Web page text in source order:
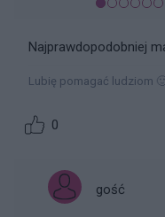
Najprawdopodobniej
Lubię pomagać ludziom
0
gość